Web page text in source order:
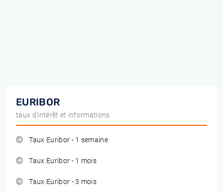
EURIBOR
taux d'intérêt et informations
Taux Euribor - 1 semaine
Taux Euribor - 1 mois
Taux Euribor - 3 mois